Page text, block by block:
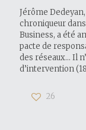
Jérôme
chroniqueur
Business, a été
pacte de
des réseaux… Il
d’intervention
26